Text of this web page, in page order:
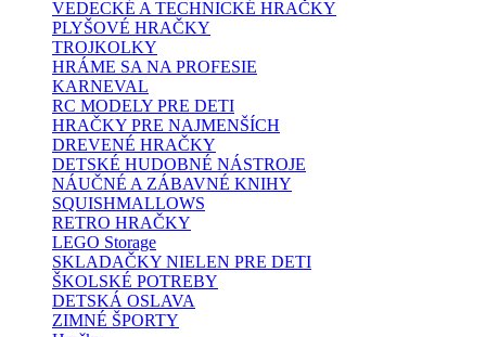
VEDECKÉ A TECHNICKÉ HRAČKY
PLYŠOVÉ HRAČKY
TROJKOLKY
HRÁME SA NA PROFESIE
KARNEVAL
RC MODELY PRE DETI
HRAČKY PRE NAJMENŠÍCH
DREVENÉ HRAČKY
DETSKÉ HUDOBNÉ NÁSTROJE
NÁUČNÉ A ZÁBAVNÉ KNIHY
SQUISHMALLOWS
RETRO HRAČKY
LEGO Storage
SKLADAČKY NIELEN PRE DETI
ŠKOLSKÉ POTREBY
DETSKÁ OSLAVA
ZIMNÉ ŠPORTY